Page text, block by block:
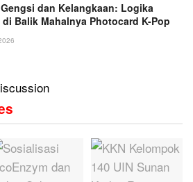
dan Kelangkaan: Logika
Balik Mahalnya Photocard K-Pop